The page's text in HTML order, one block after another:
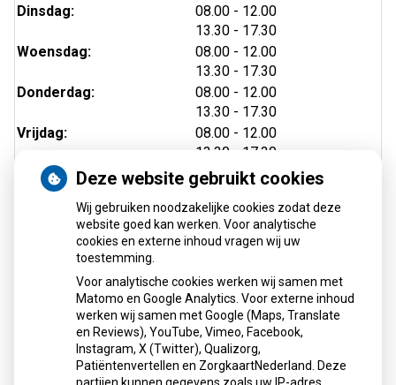
Dinsdag:
08.00 tot
- 12.00
13.30 tot
- 17.30
Woensdag:
08.00 tot
- 12.00
13.30 tot
- 17.30
Donderdag:
08.00 tot
- 12.00
13.30 tot
- 17.30
Vrijdag:
08.00 tot
- 12.00
13.30
tot
- 17.30
Herhaalrecepten aanvragen
Patiëntenomgeving
Deze website gebruikt cookies
Wij gebruiken noodzakelijke cookies zodat deze
website goed kan werken. Voor analytische
cookies en externe inhoud vragen wij uw
toestemming.
Voor analytische cookies werken wij samen met
Matomo en Google Analytics. Voor externe inhoud
werken wij samen met Google (Maps, Translate
en Reviews), YouTube, Vimeo, Facebook,
Instagram, X (Twitter), Qualizorg,
Patiëntenvertellen en ZorgkaartNederland. Deze